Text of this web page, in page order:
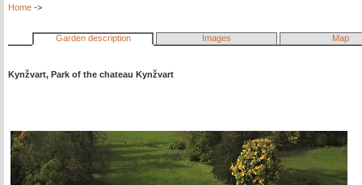
Home ->
Garden description Images Map
Kynžvart, Park of the chateau Kynžvart